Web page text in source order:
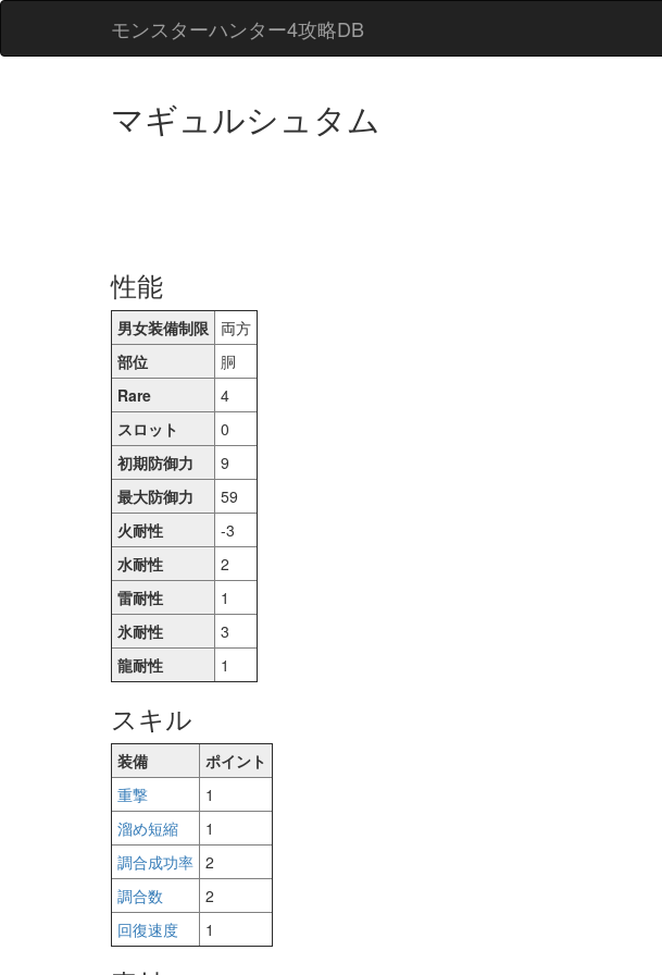
モンスターハンター4攻略DB
マギュルシュタム
性能
男女装備制限 両方
部位
胴
Rare
4
スロット
0
初期防御力
9
最大防御力
59
火耐性
-3
水耐性
2
雷耐性
1
氷耐性
3
龍耐性
1
スキル
装備
ポイント
重撃
1
溜め短縮
1
調合成功率 2
調合数
2
回復速度
1